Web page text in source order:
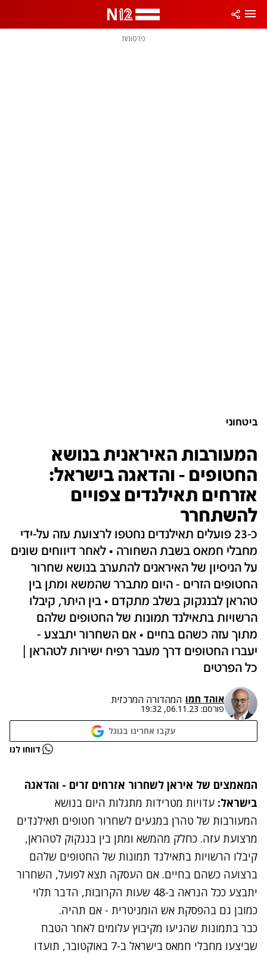
פרסומת
ביטחוני
המעורבות האיראנית בנושא
החטופים - והדאגה בישראל:
אזרחים תאילנדים צפויים
להשתחרר
כ-23 פועלים תאילנדים נחטפו לרצועת עזה על-ידי
מחבלי חמאס בשבת השחורה • לאחר דיווחים שונים
על הניסיון של האיראנים להתערב בנושא שחרור
החטופים הזרים - היום מתברר שהמשא ומתן בין
טהראן לבנגקוק בשלב מתקדם • בין היתר, קיבלו
הרשויות בתאילנד תמונות של החטופים שלהם
מתוך עזה כשהם בחיים • אם השחרור יתבצע -
יעברו החטופים דרך מעבר רפיח ישירות לטהראן |
כל הפרטים
אוהד חמו המהדורה המרכזית
פורסם: 06.11.23, 19:32
עקבו אחרינו בגוגל
נתקלנו בבעיה דווחו לנו
המאמצים של איראן לשחרור אזרחים זרים - והדאגה
בישראל: עדויות מטרידות מתגלות היום בנושא
המעורבות של טהרן במגעים לשחרור חטופים תאילנדים
מרצועת עזה. כחלק מהמשא ומתן בין בנגקוק לטהראן,
קיבלו הרשויות בתאילנד תמונות של החטופים שלהם
ברצועה כשהם בחיים. אם העסקה תצא לפועל, השחרור
יתבצע ככל הנראה ב-48 שעות הקרובות, הדבר תלוי
כמובן גם בהפסקת אש הומניטרית - אם תהיה.
כבר בתמונות שהגיעו מקיבוץ עלומים לאחר הטבח
שביצעו מחבלי חמאס בישראל ב-7 באוקטובר, תועדו